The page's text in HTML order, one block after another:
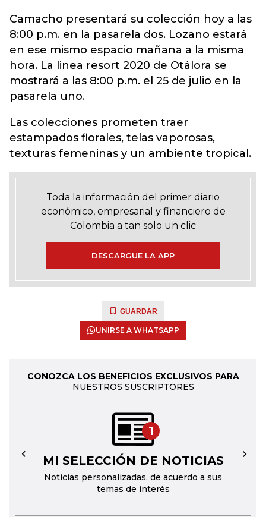
Camacho presentará su colección hoy a las
8:00 p.m. en la pasarela dos. Lozano estará
en ese mismo espacio mañana a la misma
hora. La linea resort 2020 de Otálora se
mostrará a las 8:00 p.m. el 25 de julio en la
pasarela uno.
Las colecciones prometen traer
estampados florales, telas vaporosas,
texturas femeninas y un ambiente tropical.
Toda la información del primer diario
económico, empresarial y financiero de
Colombia a tan solo un clic
DESCARGUE LA APP
GUARDAR
UNIRSE A WHATSAPP
CONOZCA LOS BENEFICIOS EXCLUSIVOS PARA
NUESTROS SUSCRIPTORES
1
MI SELECCIÓN DE NOTICIAS
Noticias personalizadas, de acuerdo a sus
temas de interés
← →